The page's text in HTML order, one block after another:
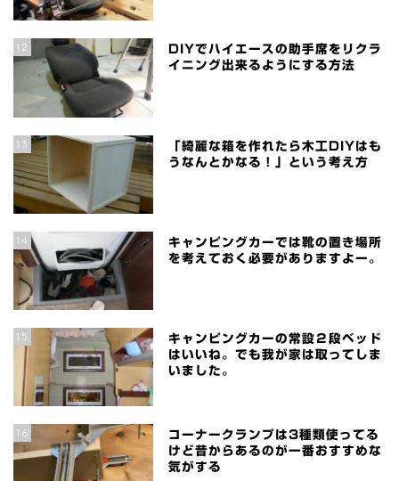
12
DIYでハイエースの助手席をリクラ
イニング出来るようにする方法
13
「綺麗な箱を作れたら木工DIYはも
うなんとかなる！」という考え方
14
キャンピングカーでは靴の置き場所
を考えておく必要がありますよー。
15
キャンピングカーの常設２段ベッド
はいいね。でも我が家は取ってしま
いました。
16
コーナークランプは3種類使ってる
けど昔からあるのが一番おすすめな
気がする